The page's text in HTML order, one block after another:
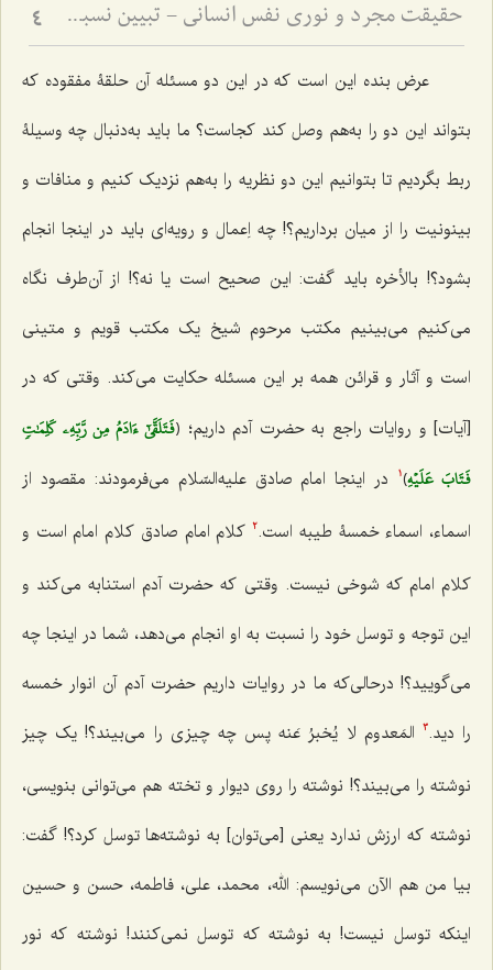
حقیقت مجرد و نوری نفس انسانی - تبیین نسبت میان روح و ماده در دیدگاه عرفانی و فلسفی 4
عرض بنده این است که در این دو مسئله آن حلقۀ مفقوده که
بتواند این دو را به‌هم وصل کند کجاست؟ ما باید به‌دنبال چه وسیلۀ
ربط بگردیم تا بتوانیم این دو نظریه را به‌هم نزدیک کنیم و منافات و
بینونیت را از میان برداریم؟! چه اِعمال و رویه‌اى باید در اینجا انجام
بشود؟! بالأخره باید گفت: این صحیح است یا نه؟! از آن‌طرف نگاه
مى‌کنیم مى‌بینیم مکتب مرحوم شیخ یک مکتب‌ قویم و متینى
است و آثار و قرائن همه بر این مسئله حکایت مى‌کند. وقتى که در
[آیات] و روایات راجع به حضرت آدم داریم؛ ﴿فَتَلَقَّىٰٓ ءَادَمُ مِن رَّبِّهِۦ كَلِمَٰتٖ
فَتَابَ عَلَيۡهِ﴾1
در اینجا امام صادق علیه‌السّلام مى‌فرمودند: مقصود از
اسماء، اسماء خمسۀ طیبه است.2کلام امام صادق کلام امام است و
کلام امام که شوخى نیست. وقتى که حضرت آدم استنابه مى‌کند و
این توجه و توسل خود را نسبت به او انجام مى‌دهد، شما در اینجا چه
مى‌گویید؟! درحالی‌که ما در روایات داریم حضرت آدم آن انوار خمسه
را دید.3 المَعدوم لا یُخبرُ عَنه پس چه چیزى را مى‌بیند؟! یک چیز
نوشته را مى‌بیند؟! نوشته را روى دیوار و تخته هم می‌توانی بنویسی،
نوشته که ارزش ندارد یعنى [می‌توان] به نوشته‌ها توسل کرد؟! گفت:
بیا من هم الآن مى‌نویسم: الله، محمد، على، فاطمه، حسن و حسین
اینکه توسل نیست! به نوشته که توسل نمى‌کنند! نوشته که نور